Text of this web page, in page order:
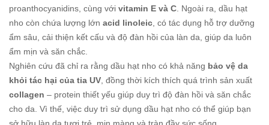
proanthocyanidins, cùng với vitamin E và C. Ngoài ra, dầu hạt
nho còn chứa lượng lớn acid linoleic, có tác dụng hỗ trợ dưỡng
ẩm sâu, cải thiện kết cấu và độ đàn hồi của làn da, giúp da luôn
ẩm mịn và săn chắc.
Nghiên cứu đã chỉ ra rằng dầu hạt nho có khả năng bảo vệ da
khỏi tác hại của tia UV, đồng thời kích thích quá trình sản xuất
collagen – protein thiết yếu giúp duy trì độ đàn hồi và săn chắc
cho da. Vì thế, việc duy trì sử dụng dầu hạt nho có thể giúp bạn